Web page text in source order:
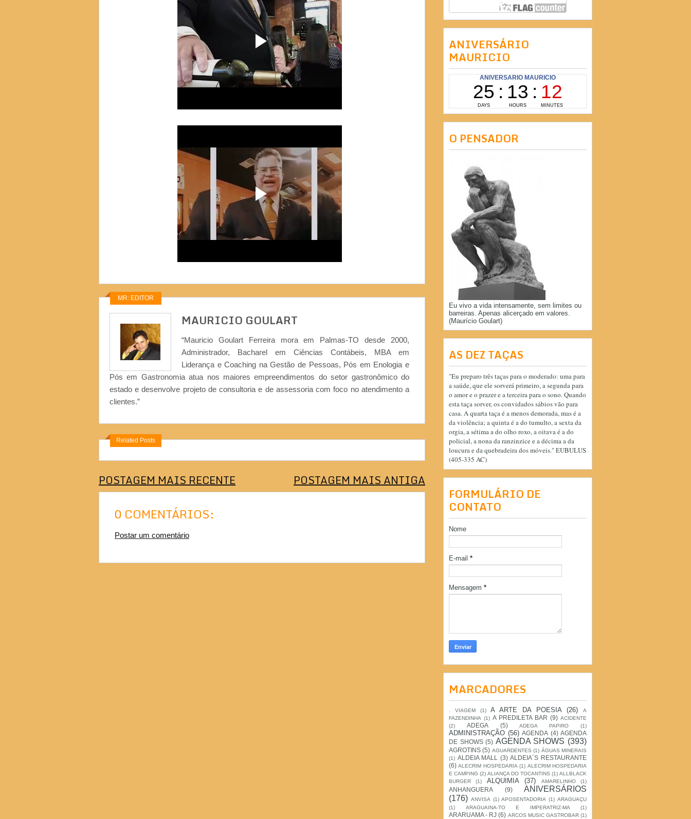
MR: EDITOR
MAURICIO GOULART
“Mauricio Goulart Ferreira mora em Palmas-TO desde 2000,
Administrador, Bacharel em Ciências Contábeis, MBA em
Liderança e Coaching na Gestão de Pessoas, Pós em Enologia e
Pós em Gastronomia atua nos maiores empreendimentos do setor gastronômico do
estado e desenvolve projeto de consultoria e de assessoria com foco no atendimento a
clientes.”
Related Posts
POSTAGEM MAIS RECENTE POSTAGEM MAIS ANTIGA
0 COMENTÁRIOS:
Postar um comentário
ANIVERSÁRIO
MAURICIO
O PENSADOR
Eu vivo a vida intensamente, sem limites ou
barreiras. Apenas alicerçado em valores.
(Maurício Goulart)
AS DEZ TAÇAS
"Eu preparo três taças para o moderado: uma para
a saúde, que ele sorverá primeiro, a segunda para
o amor e o prazer e a terceira para o sono. Quando
esta taça sorver, os convidados sábios vão para
casa. A quarta taça é a menos demorada, mas é a
da violência; a quinta é a do tumulto, a sexta da
orgia, a sétima a do olho roxo, a oitava é a do
policial, a nona da ranzinzice e a décima a da
loucura e da quebradeira dos móveis." EUBULUS
(405-335 AC)
FORMULÁRIO DE
CONTATO
Nome
E-mail *
Mensagem *
MARCADORES
. VIAGEM (1) A ARTE DA POESIA (26)
A
FAZENDINHA (1) A PREDILETA BAR (9) ACIDENTE
(2)
ADEGA (5) ADEGA PAPIRO (1)
ADMINISTRAÇÃO (56) AGENDA (4) AGENDA
DE SHOWS (5) AGENDA SHOWS (393)
AGROTINS (5) AGUARDENTES (1) ÁGUAS MINERAIS
(1) ALDEIA MALL (3) ALDEIA´S RESTAURANTE
(6) ALECRIM HOSPEDARIA (1) ALECRIM HOSPEDARIA
E CAMPING (2) ALIANÇA DO TOCANTINS (1) ALLBLACK
BURGER
(1) ALQUIMIA (37) AMARELINHO (1)
ANHANGUERA (9)
ANIVERSÁRIOS
(176) ANVISA (1) APOSENTADORIA (1) ARAGUAÇU
(1)
ARAGUAINA-TO E IMPERATRIZ-MA (1)
ARARUAMA - RJ (6) ARCOS MUSIC GASTROBAR (1)